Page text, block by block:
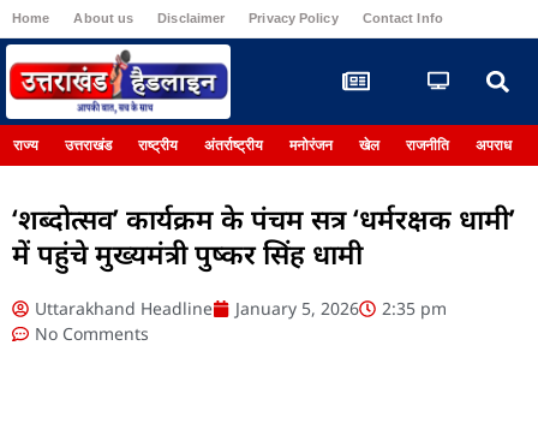
Home About us Disclaimer Privacy Policy Contact Info
राज्य उत्तराखंड राष्ट्रीय अंतर्राष्ट्रीय मनोरंजन खेल राजनीति अपराध
‘शब्दोत्सव’ कार्यक्रम के पंचम सत्र ‘धर्मरक्षक धामी’
में पहुंचे मुख्यमंत्री पुष्कर सिंह धामी
Uttarakhand Headline January 5, 2026
2:35 pm
No Comments